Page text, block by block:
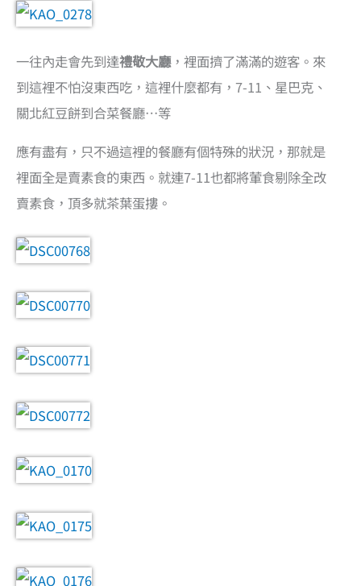
一往內走會先到達禮敬大廳，裡面擠了滿滿的遊客。來
到這裡不怕沒東西吃，這裡什麼都有，7-11、星巴克、
關北紅豆餅到合菜餐廳…等
應有盡有，只不過這裡的餐廳有個特殊的狀況，那就是
裡面全是賣素食的東西。就連7-11也都將葷食剔除全改
賣素食，頂多就茶葉蛋摟。